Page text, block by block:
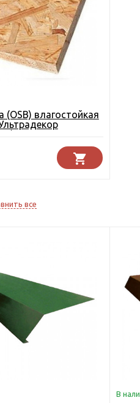
(OSB) влагостойкая
Егорьевск 9 мм.
все
В